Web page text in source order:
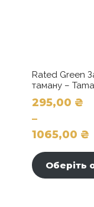
Rated Green
таману –
295,00 ₴
–
1065,00 ₴
Діапазон
цін:
від
Оберіть